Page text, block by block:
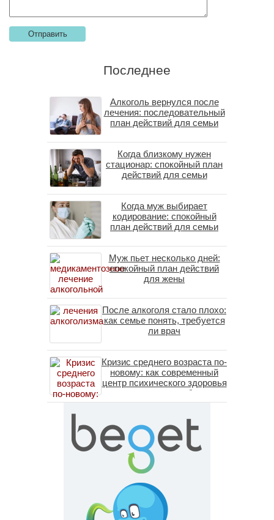
Последнее
Алкоголь вернулся после
лечения: последовательный
план действий для семьи
Когда близкому нужен
стационар: спокойный план
действий для семьи
Когда муж выбирает
кодирование: спокойный
план действий для семьи
Муж пьет несколько дней:
спокойный план действий
для жены
После алкоголя стало плохо:
как семье понять, требуется
ли врач
Кризис среднего возраста по-
новому: как современный
центр психического здоровья
помогает пересобрать
личность без таблеток